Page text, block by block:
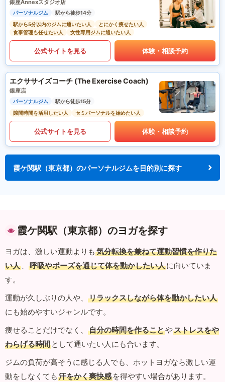
銀座Annexスタジオ店
パーソナルジム
駅から徒歩14分
駅から5分以内のジムに通いたい人
とにかく痩せたい人
食事管理も任せたい人
女性専用ジムに通いたい人
公式サイトを見る 体験・相談予約
エクササイズコーチ (The Exercise Coach)
銀座店
パーソナルジム
駅から徒歩15分
隙間時間を活用したい人
セミパーソナルを始めたい人
公式サイトを見る 体験・相談予約
霞ケ関駅（東京都）のパーソナルジムを目的別に探す
霞ケ関駅（東京都）のヨガを探す
ヨガは、激しい運動よりも 気分転換を兼ねて運動習慣を作りた
い人 、 呼吸やポーズを通じて体を動かしたい人に向いていま
す。
運動が久しぶりの人や、
リラックスしながら体を動かしたい人
にも始めやすいジャンルです。
痩せることだけでなく、
自分の時間を作ることやストレスをや
わらげる時間 として通いたい人にも合います。
ジムの負荷が高そうに感じる人でも、ホットヨガなら激しい運
動をしなくても 汗をかく爽快感 を得やすい場合があります。